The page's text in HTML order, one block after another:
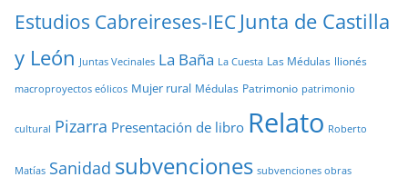
Estudios Cabreireses-IEC Junta de Castilla
y León Juntas Vecinales La Baña La Cuesta Las Médulas llionés
macroproyectos eólicos Mujer rural Médulas Patrimonio patrimonio
cultural Pizarra Presentación de libro Relato Roberto
Matías Sanidad subvenciones subvenciones obras